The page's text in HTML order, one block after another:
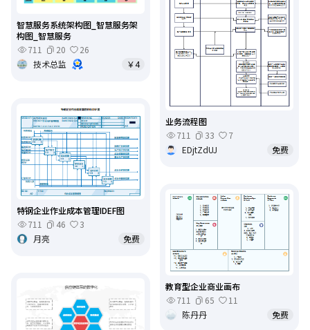
智慧服务系统架构图_智慧服务架
构图_智慧服务
711
20
26
技术总监
￥4
业务流程图
711
33
7
EDjtZdUJ
免费
特钢企业作业成本管理IDEF图
711
46
3
月亮
免费
教育型企业商业画布
711
65
11
陈丹丹
免费